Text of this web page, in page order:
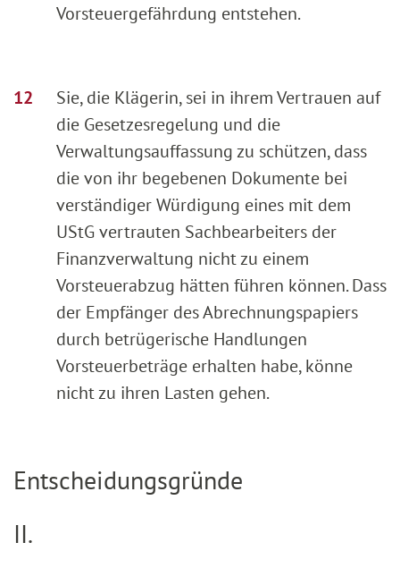
Vorsteuergefährdung entstehen.
Sie, die Klägerin, sei in ihrem Vertrauen auf
die Gesetzesregelung und die
Verwaltungsauffassung zu schützen, dass
die von ihr begebenen Dokumente bei
verständiger Würdigung eines mit dem
UStG vertrauten Sachbearbeiters der
Finanzverwaltung nicht zu einem
Vorsteuerabzug hätten führen können. Dass
der Empfänger des Abrechnungspapiers
durch betrügerische Handlungen
Vorsteuerbeträge erhalten habe, könne
nicht zu ihren Lasten gehen.
Entscheidungsgründe
II.